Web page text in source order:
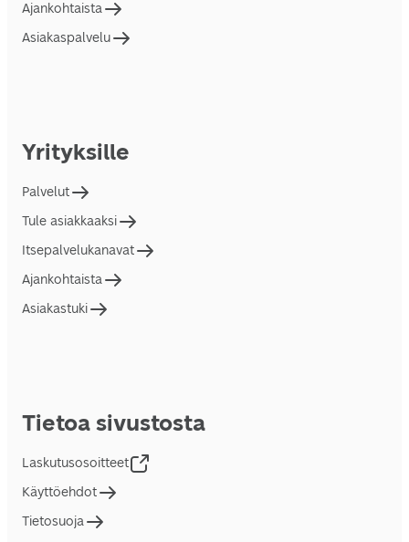
Ajankohtaista
Asiakaspalvelu
Yrityksille
Palvelut
Tule asiakkaaksi
Itsepalvelukanavat
Ajankohtaista
Asiakastuki
Tietoa sivustosta
Laskutusosoitteet
Käyttöehdot
Tietosuoja